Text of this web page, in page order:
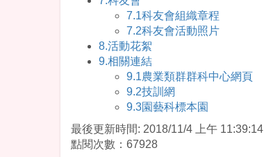
7.1科友會組織章程
7.2科友會活動照片
8.活動花絮
9.相關連結
9.1農業類群群科中心網頁
9.2技訓網
9.3園藝科標本園
最後更新時間: 2018/11/4 上午 11:39:14
點閱次數：67928